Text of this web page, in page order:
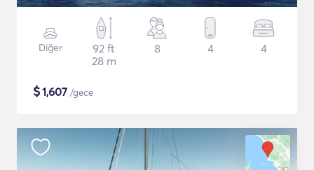
Diğer
92 ft
28 m
8 4 4
$1,607 /gece